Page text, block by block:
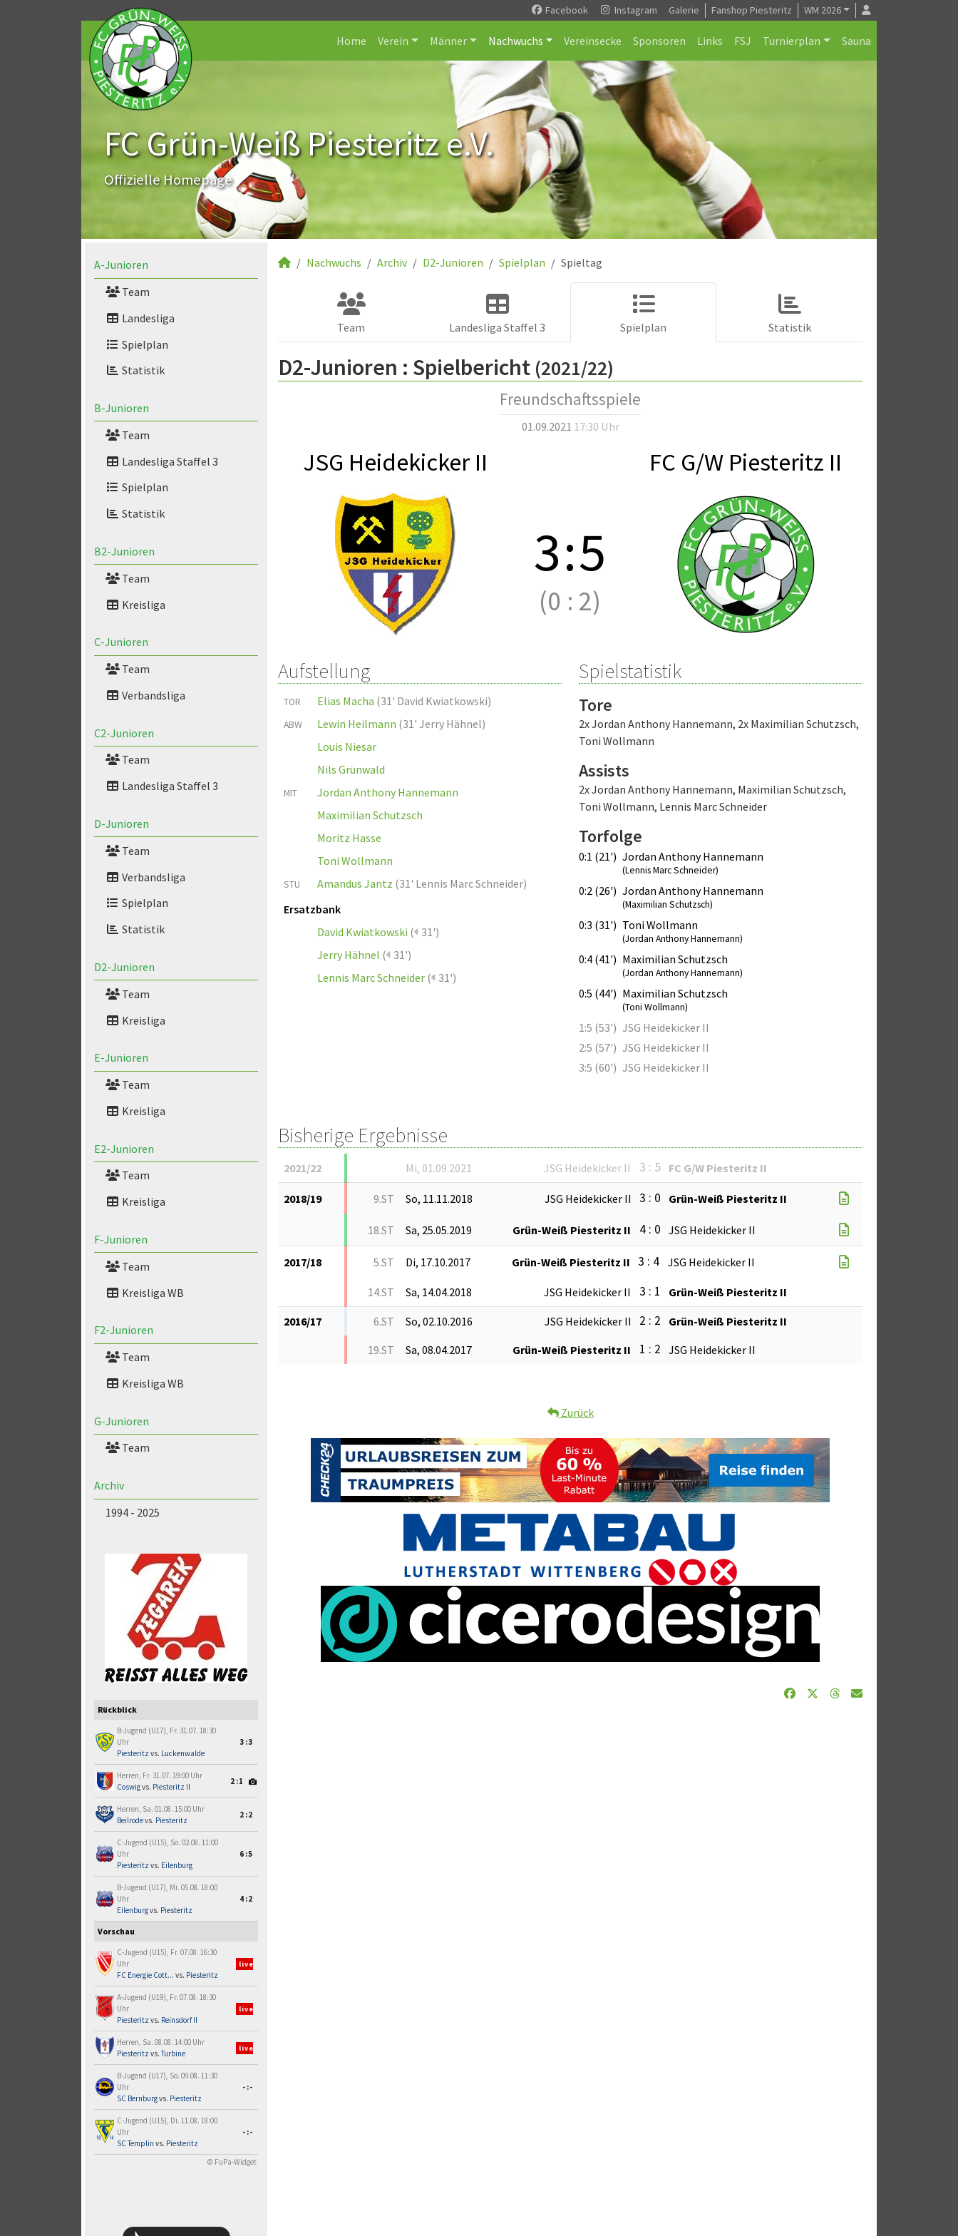
Facebook Instagram Galerie Fanshop Piesteritz WM 2026
Home Verein Männer Nachwuchs Vereinsecke Sponsoren Links FSJ Turnierplan Sauna
FC Grün-Weiß Piesteritz e.V.
Offizielle Homepage
A-Junioren
Team
Landesliga
Spielplan
Statistik
B-Junioren
Team
Landesliga Staffel 3
Spielplan
Statistik
B2-Junioren
Team
Kreisliga
C-Junioren
Team
Verbandsliga
C2-Junioren
Team
Landesliga Staffel 3
D-Junioren
Team
Verbandsliga
Spielplan
Statistik
D2-Junioren
Team
Kreisliga
E-Junioren
Team
Kreisliga
E2-Junioren
Team
Kreisliga
F-Junioren
Team
Kreisliga WB
F2-Junioren
Team
Kreisliga WB
G-Junioren
Team
Archiv
1994 - 2025
Rückblick
B-Jugend (U17), Fr. 31.07. 18:30
Uhr
Piesteritz vs. Luckenwalde
3:3
Herren, Fr. 31.07. 19:00 Uhr
Coswigvs. Piesteritz II
2:1
Herren, Sa. 01.08. 15:00 Uhr
Beilrodevs. Piesteritz
2:2
C-Jugend (U15), So. 02.08. 11:00
Uhr
Piesteritz vs. Eilenburg
6:5
B-Jugend (U17), Mi. 05.08. 18:00
Uhr
Eilenburgvs. Piesteritz
4:2
Vorschau
C-Jugend (U15), Fr. 07.08. 16:30
Uhr
FC Energie Cott... vs. Piesteritz
live
A-Jugend (U19), Fr. 07.08. 18:30
Uhr
Piesteritz vs. Reinsdorf II
live
Herren, Sa. 08.08. 14:00 Uhr
Piesteritz vs.Turbine
live
B-Jugend (U17), So. 09.08. 11:30
Uhr
SC Bernburgvs. Piesteritz
-:-
C-Jugend (U15), Di. 11.08. 18:00
Uhr
SC Templin vs. Piesteritz
-:-
© FuPa-Widget
Nachwuchs Archiv D2-Junioren Spielplan Spieltag
Team Landesliga Staffel 3 Spielplan Statistik
D2-Junioren : Spielbericht (2021/22)
Freundschaftsspiele
01.09.2021 17:30 Uhr
JSG Heidekicker II FC G/W Piesteritz II
3:5
(0 : 2)
Aufstellung
TOR Elias Macha (31' David Kwiatkowski)
ABW Lewin Heilmann (31' Jerry Hähnel)
Louis Niesar
Nils Grünwald
MIT
Jordan Anthony Hannemann
Maximilian Schutzsch
Moritz Hasse
Toni Wollmann
STU Amandus Jantz (31' Lennis Marc Schneider)
Ersatzbank
David Kwiatkowski ( 31')
Jerry Hähnel ( 31')
Lennis Marc Schneider ( 31')
Spielstatistik
Tore
2x Jordan Anthony Hannemann, 2x Maximilian Schutzsch,
Toni Wollmann
Assists
2x Jordan Anthony Hannemann, Maximilian Schutzsch,
Toni Wollmann, Lennis Marc Schneider
Torfolge
0:1 (21') Jordan Anthony Hannemann
(Lennis Marc Schneider)
0:2 (26') Jordan Anthony Hannemann
(Maximilian Schutzsch)
0:3 (31') Toni Wollmann
(Jordan Anthony Hannemann)
0:4 (41') Maximilian Schutzsch
(Jordan Anthony Hannemann)
0:5 (44') Maximilian Schutzsch
(Toni Wollmann)
1:5 (53') JSG Heidekicker II
2:5 (57') JSG Heidekicker II
3:5 (60') JSG Heidekicker II
Bisherige Ergebnisse
2021/22 Mi, 01.09.2021 JSG Heidekicker II 3 : 5 FC G/W Piesteritz II
2018/19 9.ST So, 11.11.2018 JSG Heidekicker II 3 : 0 Grün-Weiß Piesteritz II
18.ST Sa, 25.05.2019 Grün-Weiß Piesteritz II 4 : 0 JSG Heidekicker II
2017/18 5.ST Di, 17.10.2017 Grün-Weiß Piesteritz II 3 : 4 JSG Heidekicker II
14.ST Sa, 14.04.2018 JSG Heidekicker II 3 : 1 Grün-Weiß Piesteritz II
2016/17 6.ST So, 02.10.2016 JSG Heidekicker II 2 : 2
Grün-Weiß Piesteritz II
19.ST
Sa, 08.04.2017 Grün-Weiß Piesteritz II 1 : 2 JSG Heidekicker II
Zurück